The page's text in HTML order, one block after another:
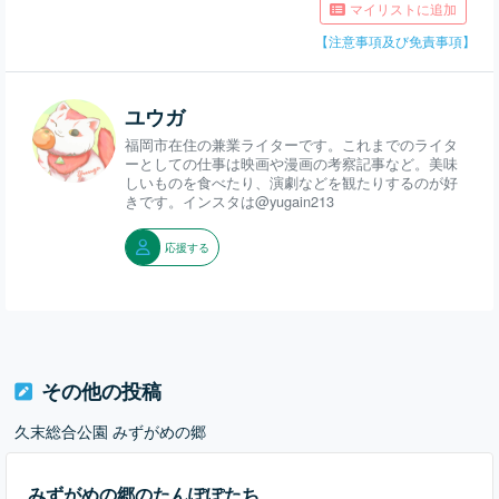
マイリストに追加
【注意事項及び免責事項】
ユウガ
福岡市在住の兼業ライターです。これまでのライタ
ーとしての仕事は映画や漫画の考察記事など。美味
しいものを食べたり、演劇などを観たりするのが好
きです。インスタは@yugain213
応援する
その他の投稿
久末総合公園 みずがめの郷